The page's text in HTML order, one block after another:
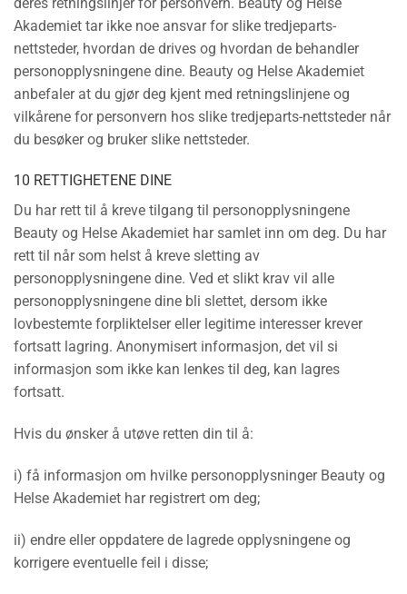
Akademiet tar ikke noe ansvar for slike tredjeparts-
nettsteder, hvordan de drives og hvordan de behandler
personopplysningene dine. Beauty og Helse Akademiet
anbefaler at du gjør deg kjent med retningslinjene og
vilkårene for personvern hos slike tredjeparts-nettsteder når
du besøker og bruker slike nettsteder.
10 RETTIGHETENE DINE
Du har rett til å kreve tilgang til personopplysningene
Beauty og Helse Akademiet har samlet inn om deg. Du har
rett til når som helst å kreve sletting av
personopplysningene dine. Ved et slikt krav vil alle
personopplysningene dine bli slettet, dersom ikke
lovbestemte forpliktelser eller legitime interesser krever
fortsatt lagring. Anonymisert informasjon, det vil si
informasjon som ikke kan lenkes til deg, kan lagres
fortsatt.
Hvis du ønsker å utøve retten din til å:
i) få informasjon om hvilke personopplysninger Beauty og
Helse Akademiet har registrert om deg;
ii) endre eller oppdatere de lagrede opplysningene og
korrigere eventuelle feil i disse;